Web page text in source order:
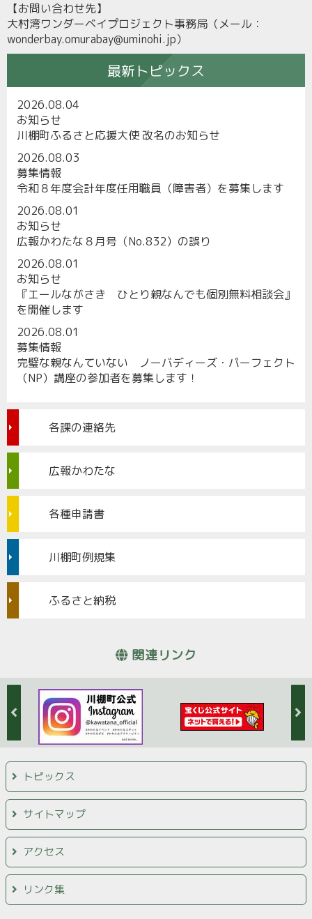
【お問い合わせ先】
大村湾ワンダーベイプロジェクト事務局（メール：
wonderbay.omurabay@uminohi.jp）
最新トピックス
2026.08.04
お知らせ
川棚町ふるさと応援大使 改名のお知らせ
2026.08.03
募集情報
令和８年度会計年度任用職員（障害者）を募集します
2026.08.01
お知らせ
広報かわたな８月号（No.832）の誤り
2026.08.01
お知らせ
『エールながさき ひとり親なんでも個別無料相談会』
を開催します
2026.08.01
募集情報
完璧な親なんていない ノーバディーズ・パーフェクト
（NP）講座の参加者を募集します！
各課の連絡先
広報かわたな
各種申請書
川棚町例規集
ふるさと納税
関連リンク
トピックス
サイトマップ
アクセス
リンク集